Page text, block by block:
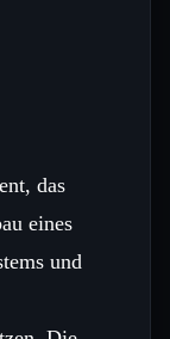
das
eines
und